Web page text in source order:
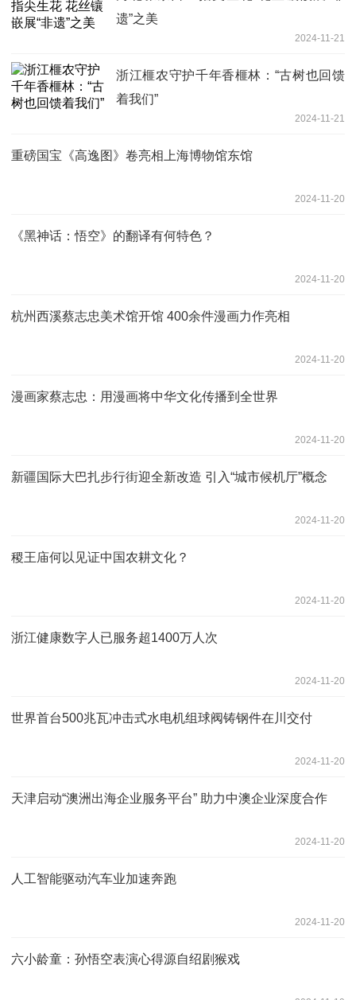
遗”之美
2024-11-21
浙江榧农守护千年香榧林：“古树也回馈
着我们”
2024-11-21
重磅国宝《高逸图》卷亮相上海博物馆东馆
2024-11-20
《黑神话：悟空》的翻译有何特色？
2024-11-20
杭州西溪蔡志忠美术馆开馆 400余件漫画力作亮相
2024-11-20
漫画家蔡志忠：用漫画将中华文化传播到全世界
2024-11-20
新疆国际大巴扎步行街迎全新改造 引入“城市候机厅”概念
2024-11-20
稷王庙何以见证中国农耕文化？
2024-11-20
浙江健康数字人已服务超1400万人次
2024-11-20
世界首台500兆瓦冲击式水电机组球阀铸钢件在川交付
2024-11-20
天津启动“澳洲出海企业服务平台” 助力中澳企业深度合作
2024-11-20
人工智能驱动汽车业加速奔跑
2024-11-20
六小龄童：孙悟空表演心得源自绍剧猴戏